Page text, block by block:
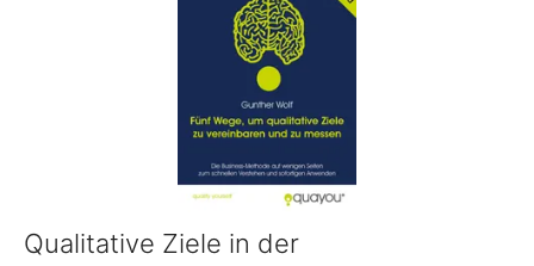
Qualitative Ziele in der